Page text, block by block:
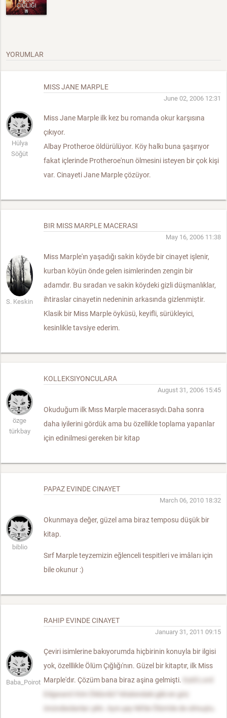
YORUMLAR
Hülya
Söğüt
MISS JANE MARPLE
June 02, 2006 12:31
Miss Jane Marple ilk kez bu romanda okur karşısına
çıkıyor.
Albay Protheroe öldürülüyor. Köy halkı buna şaşırıyor
fakat içlerinde Protheroe'nun ölmesini isteyen bir çok kişi
var. Cinayeti Jane Marple çözüyor.
S. Keskin
BIR MISS MARPLE MACERASI
May 16, 2006 11:38
Miss Marple'ın yaşadığı sakin köyde bir cinayet işlenir,
kurban köyün önde gelen isimlerinden zengin bir
adamdır. Bu sıradan ve sakin köydeki gizli düşmanlıklar,
ihtiraslar cinayetin nedeninin arkasında gizlenmiştir.
Klasik bir Miss Marple öyküsü, keyifli, sürükleyici,
kesinlikle tavsiye ederim.
özge
türkbay
KOLLEKSIYONCULARA
August 31, 2006 15:45
Okuduğum ilk Mıss Marple macerasıydı.Daha sonra
daha iyilerini gördük ama bu özellikle toplama yapanlar
için edinilmesi gereken bir kitap
biblio
PAPAZ EVINDE CINAYET
March 06, 2010 18:32
Okunmaya değer, güzel ama biraz temposu düşük bir
kitap.
Sırf Marple teyzemizin eğlenceli tespitleri ve imâları için
bile okunur :)
Baba_Poirot
RAHIP EVINDE CINAYET
January 31, 2011 09:15
Çeviri isimlerine bakıyorumda hiçbirinin konuyla bir ilgisi
yok, özelllikle Ölüm Çığlığı'nın. Güzel bir kitaptır, ilk Miss
Marple'dır. Çözüm bana biraz aşina gelmişti.
Katil Lord
Edgware'i Kim Öldürdü? kitabındaki gibi en göz
önündeolanlar çıktı. Aynı şey Nil'de Ölüm'de de olmuştu.